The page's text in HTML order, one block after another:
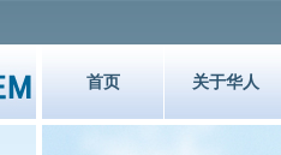
首页 关于华人